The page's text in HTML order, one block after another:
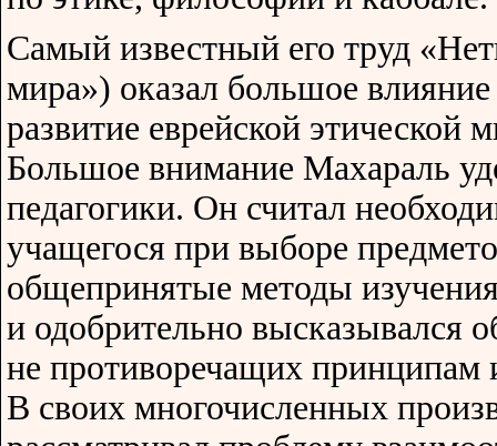
Самый известный его труд
мира») оказал большое
развитие еврейской этической
Большое внимание Махараль
педагогики. Он считал
учащегося при выборе
общепринятые методы
и одобрительно высказывался
не противоречащих принципам
В своих многочисленных